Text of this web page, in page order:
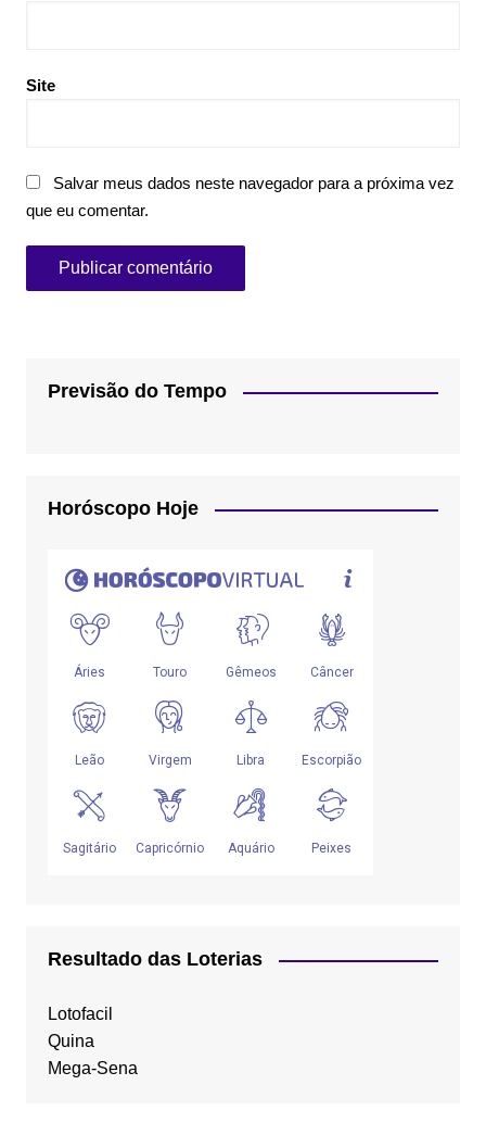
Site
Salvar meus dados neste navegador para a próxima vez
que eu comentar.
Previsão do Tempo
Horóscopo Hoje
Resultado das Loterias
Lotofacil
Quina
Mega-Sena